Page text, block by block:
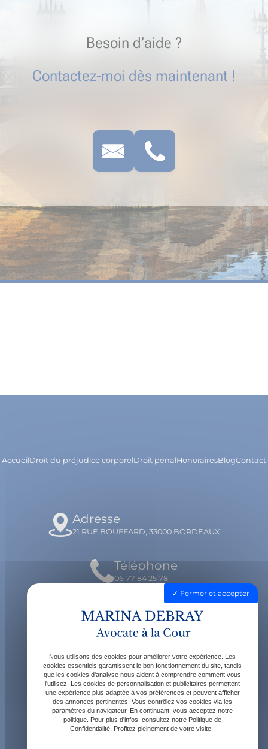
Besoin d’aide ?
Contactez-moi dès maintenant !
AccueilDroit du préjudice corporelDroit pénalHonorairesBlogContact
Adresse
21 RUE BOUFFARD, 33000 BORDEAUX
Téléphone
06 77 84 25 78
Email
contact@avocatdebray.fr
Horaires
Lundi - Vendredi : 9h - 19h
Fermer et accepter
Nous utilisons des cookies pour améliorer votre expérience. Les
cookies essentiels garantissent le bon fonctionnement du site, tandis
que les cookies d'analyse nous aident à comprendre comment vous
l'utilisez. Les cookies de personnalisation et publicitaires permettent
une expérience plus adaptée à vos préférences et peuvent afficher
des annonces pertinentes. Vous contrôlez vos cookies via les
paramètres du navigateur. En continuant, vous acceptez notre
politique. Pour plus d'infos, consultez notre Politique de
Confidentialité. Profitez pleinement de votre visite !